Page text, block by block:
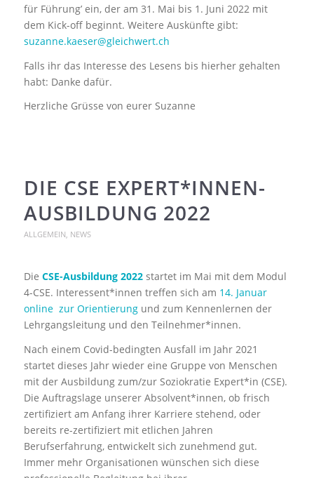
für Führung’ ein, der am 31. Mai bis 1. Juni 2022 mit
dem Kick-off beginnt. Weitere Auskünfte gibt:
suzanne.kaeser@gleichwert.ch
Falls ihr das Interesse des Lesens bis hierher gehalten
habt: Danke dafür.
Herzliche Grüsse von eurer Suzanne
DIE CSE EXPERT*INNEN-
AUSBILDUNG 2022
ALLGEMEIN, NEWS
Die CSE-Ausbildung 2022startet im Mai mit dem Modul
4-CSE. Interessent*innen treffen sich am 14. Januar
online zur Orientierungund zum Kennenlernen der
Lehrgangsleitung und den Teilnehmer*innen.
Nach einem Covid-bedingten Ausfall im Jahr 2021
startet dieses Jahr wieder eine Gruppe von Menschen
mit der Ausbildung zum/zur Soziokratie Expert*in (CSE).
Die Auftragslage unserer Absolvent*innen, ob frisch
zertifiziert am Anfang ihrer Karriere stehend, oder
bereits re-zertifiziert mit etlichen Jahren
Berufserfahrung, entwickelt sich zunehmend gut.
Immer mehr Organisationen wünschen sich diese